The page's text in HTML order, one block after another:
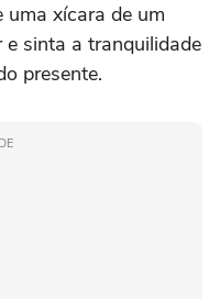
uma xícara de um
sinta a tranquilidade
presente.